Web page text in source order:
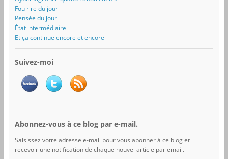
Fou rire du jour
Pensée du jour
État intermédiaire
Et ça continue encore et encore
Suivez-moi
Abonnez-vous à ce blog par e-mail.
Saisissez votre adresse e-mail pour vous abonner à ce blog et
recevoir une notification de chaque nouvel article par email.